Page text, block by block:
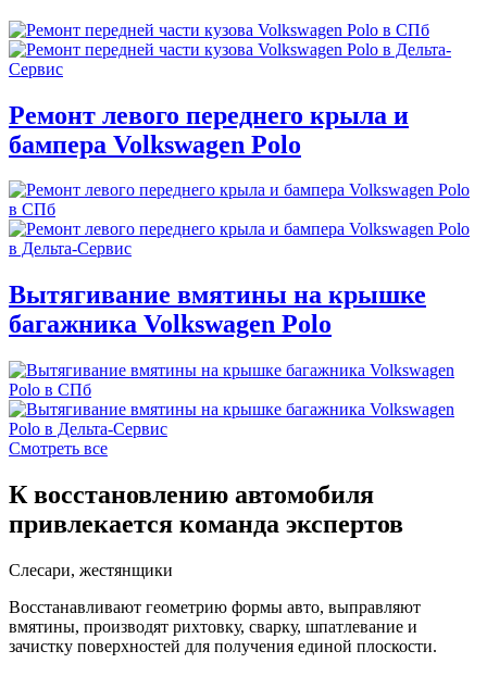
Ремонт левого переднего крыла и
бампера Volkswagen Polo
Вытягивание вмятины на крышке
багажника Volkswagen Polo
Смотреть все
К восстановлению автомобиля
привлекается команда экспертов
Слесари, жестянщики
Восстанавливают геометрию формы авто, выправляют
вмятины, производят рихтовку, сварку, шпатлевание и
зачистку поверхностей для получения единой плоскости.